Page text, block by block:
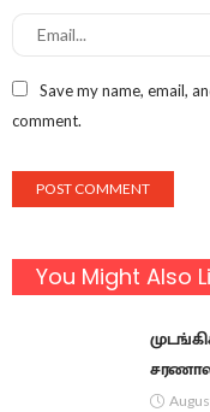
Save my name, email,
comment.
You Might Also